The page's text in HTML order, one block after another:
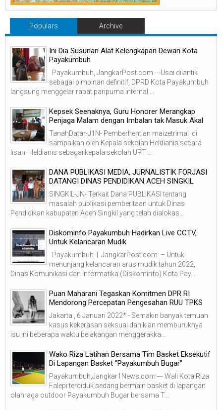
Populars Archive
Ini Dia Susunan Alat Kelengkapan Dewan Kota
Payakumbuh
Payakumbuh, JangkarPost.com ---Usai dilantik
sebagai pimpinan definitif, DPRD Kota Payakumbuh
langsung menggelar rapat paripurna internal ...
Kepsek Seenaknya, Guru Honorer Merangkap
Penjaga Malam dengan Imbalan tak Masuk Akal
TanahDatar-J1N- Pemberhentian maizetrimal di
sampaikan oleh Kepala sekolah Heldianis secara
lisan. Heldianis sebagai kepala sekolah UPT ...
DANA PUBLIKASI MEDIA, JURNALISTIK FORJASI
DATANGI DINAS PENDIDIKAN ACEH SINGKIL
SINGKIL-JN- Terkait Dana PUBLIKASI tentang
masalah publikasi pemberitaan untuk Dinas
Pendidikan kabupaten Aceh Singkil yang telah dialokas...
Diskominfo Payakumbuh Hadirkan Live CCTV,
Untuk Kelancaran Mudik
Payakumbuh | JangkarPost.com – Untuk
menunjang kelancaran arus mudik tahun 2022,
Dinas Komunikasi dan Informatika (Diskominfo) Kota Pay...
Puan Maharani Tegaskan Komitmen DPR RI
Mendorong Percepatan Pengesahan RUU TPKS
Jakarta , 6 Januari 2022* - Semakin banyak temuan
kasus kekerasan seksual dan kian memburuknya
isu ini beberapa waktu belakangan menggerakka...
Wako Riza Latihan Bersama Tim Basket Eksekutif
Di Lapangan Basket "Payakumbuh Bugar"
Payakumbuh,Jangkar1News.com --- Wali Kota Riza
Falepi terciduk sedang bermain basket di lapangan
olahraga outdoor Payakumbuh Bugar bersama T...